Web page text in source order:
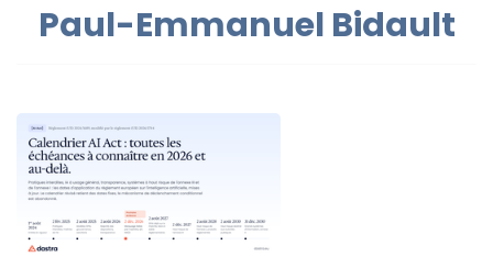
Paul-Emmanuel Bidault